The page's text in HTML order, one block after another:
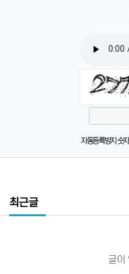
자동등록방지 숫
최근글
글이